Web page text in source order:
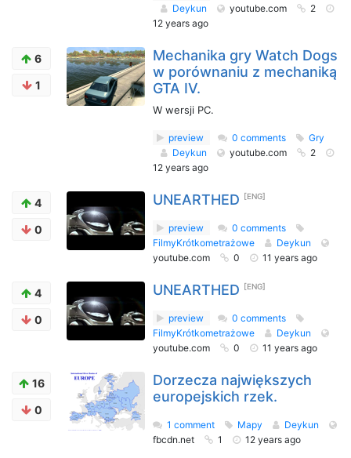
Deykun
youtube.com
2
12 years ago
6
1
Mechanika gry Watch Dogs
w porównaniu z mechaniką
GTA IV.
W wersji PC.
preview 0 comments
Gry
Deykun
youtube.com
2
12 years ago
4
0
UNEARTHED [ENG]
preview
0 comments
FilmyKrótkometrażowe
Deykun
youtube.com
0 11 years ago
4
0
UNEARTHED [ENG]
preview
0 comments
FilmyKrótkometrażowe
Deykun
youtube.com
0 11 years ago
16
0
Dorzecza największych
europejskich rzek.
1 comment Mapy
Deykun
fbcdn.net
1 12 years ago